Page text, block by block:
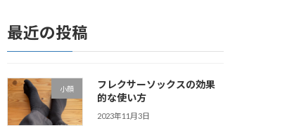
最近の投稿
小顔
フレクサーソックスの効果
的な使い方
2023年11月3日